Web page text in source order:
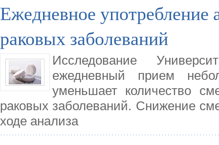
Ежедневное употребление
раковых заболеваний
Исследование
ежедневный прием
уменьшает количество
раковых заболеваний. Снижение
ходе анализа